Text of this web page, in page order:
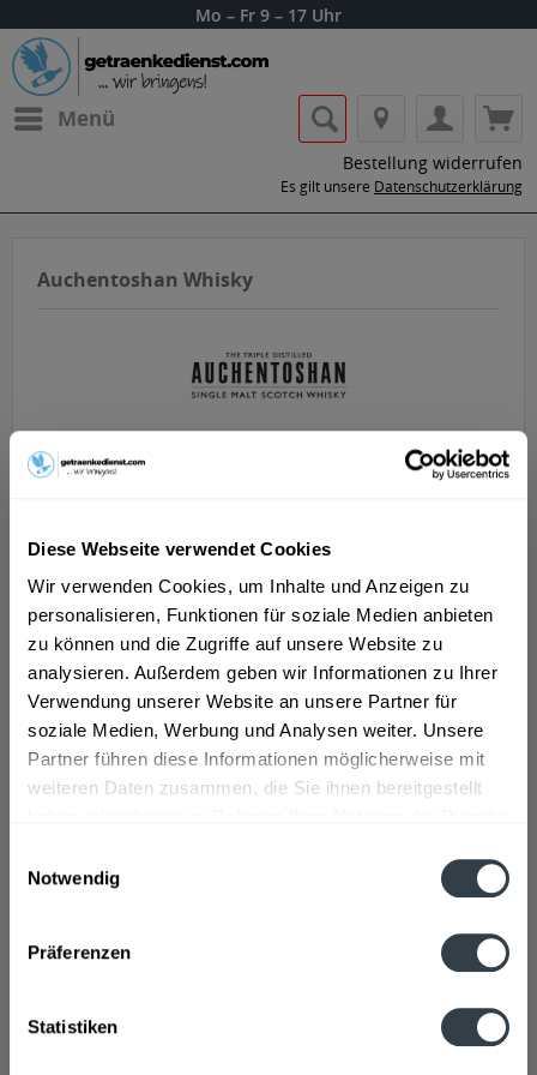
Diese Webseite verwendet Cookies
Wir verwenden Cookies, um Inhalte und Anzeigen zu
personalisieren, Funktionen für soziale Medien anbieten
zu können und die Zugriffe auf unsere Website zu
analysieren. Außerdem geben wir Informationen zu Ihrer
Verwendung unserer Website an unsere Partner für
soziale Medien, Werbung und Analysen weiter. Unsere
Partner führen diese Informationen möglicherweise mit
weiteren Daten zusammen, die Sie ihnen bereitgestellt
Notwendig
Präferenzen
Statistiken
Mo – Fr 9 – 17 Uhr
Menü
Bestellung widerrufen
Es gilt unsere Datenschutzerklärung
Auchentoshan Whisky
Lass dir die Getränke von Auchentoshan
Auchentoshan Whisky stammt aus der gleichnamigen
in West Dunbartonshire wurde die Destillerie 1823 von
John Bullock gegründet und trug vorerst den Namen
"Duntocher Destillery". In den folgenden Jahrzehnten
wurde das Unternehmen zahlreiche Male weiterverkauft
und ist mittlerweile eine der letzten Brennereien in den
Central Lowlands. Das Wasser für die Whiskyherstellung
wird dabei bis heute aus den Kilpatrick Hills gewonnen.
Auchentoshan Whisky wird nach der Destillation in